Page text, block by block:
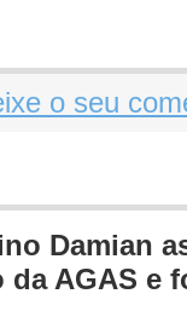
o seu
Damian
da AGAS e